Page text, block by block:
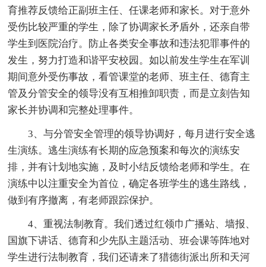
育推荐反馈给正副班主任、任课老师和家长。对于意外
受伤比较严重的学生，除了协调家长矛盾外，还亲自带
学生到医院治疗。防止各类安全事故和违法犯罪事件的
发生，努力打造和谐平安校园。如以前发生学生在军训
期间意外受伤事故，看管课堂的老师、班主任、德育主
管及分管安全的领导没有互相推卸职责，而是立刻告知
家长并协调和完整处理事件。
3、与分管安全管理的领导协调好，每月进行安全逃
生演练。逃生演练有长期的应急预案和每次的演练安
排，并有计划地实施，及时小结反馈给老师和学生。在
演练中以注重安全为首位，确定各班学生的逃生路线，
做到有序撤离，有老师跟踪保护。
4、重视法制教育。我们透过红领巾广播站、墙报、
国旗下讲话、德育和少先队主题活动、班会课等阵地对
学生进行法制教育，我们还请来了猎德街派出所和天河